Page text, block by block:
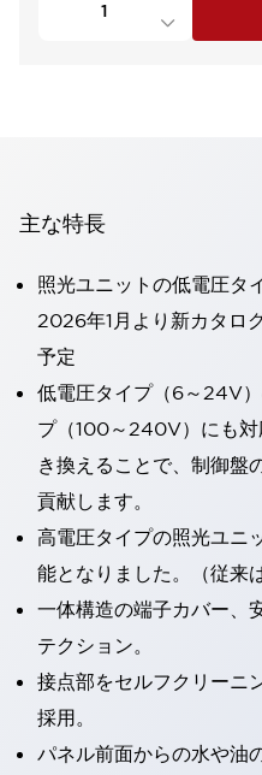
主な特長
照光ユニットの低電圧タ
2026年1月より新カタロ
予定
低電圧タイプ（6～24V
プ（100～240V）にも
き換えることで、制御盤
貢献します。
高電圧タイプの照光ユニ
能となりました。（従来
一体構造の端子カバー、
テクション。
接点部をセルフクリーニ
採用。
パネル前面からの水や油